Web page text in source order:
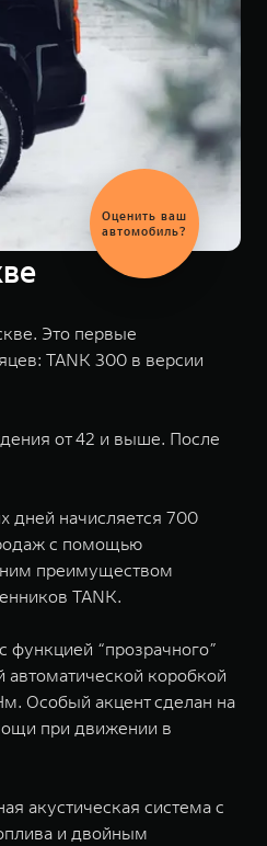
Это первые
TANK 300 в версии
от 42 и выше. После
дней начисляется 700
с помощью
преимуществом
TANK.
функцией “прозрачного”
автоматической коробкой
Особый акцент сделан на
при движении в
акустическая система c
и двойным
обмен
автомобиля